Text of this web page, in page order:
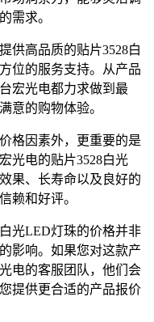
需求。
供高品质的贴片3528白
位的服务支持。从产品
宏光电都力求做到最
意的购物体验。
格因素外，更重要的是
光电的贴片3528白光
果、长寿命以及良好的
赖和好评。
光LED灯珠的价格并非
影响。如果您对这款产
电的客服团队，他们会
提供更合适的产品报价